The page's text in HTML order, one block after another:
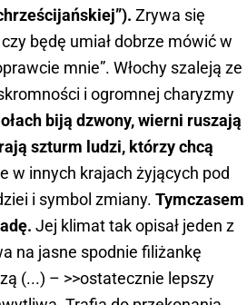
Zrywa się
będę umiał dobrze mówić w
mnie”. Włochy szaleją ze
i ogromnej charyzmy
biją dzwony, wierni ruszają
szturm ludzi, którzy chcą
w innych krajach żyjących pod
i symbol zmiany. Tymczasem
Jej klimat tak opisał jeden z
na jasne spodnie filiżankę
(...) – >>ostatecznie lepszy